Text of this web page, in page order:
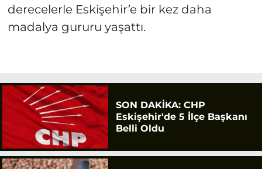
derecelerle Eskişehir’e bir kez daha
madalya gururu yaşattı.
SON DAKİKA: CHP
Eskişehir'de 5 İlçe Başkanı
Belli Oldu